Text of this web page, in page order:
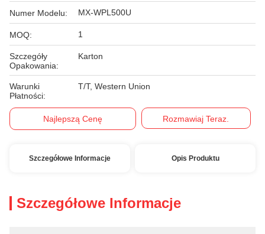
Numer Modelu: MX-WPL500U
MOQ: 1
Szczegóły
Opakowania:
Karton
Warunki
Płatności:
T/T, Western Union
Najlepszą Cenę Rozmawiaj Teraz.
Szczegółowe Informacje Opis Produktu
Szczegółowe Informacje